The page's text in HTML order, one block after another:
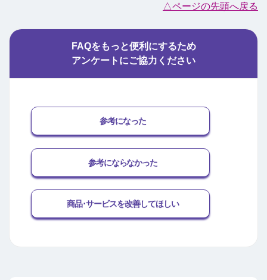
△ページの先頭へ戻る
FAQをもっと便利にするため
アンケートにご協力ください
参考になった
参考にならなかった
商品･サービスを改善してほしい